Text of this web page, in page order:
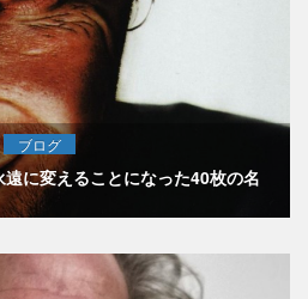
ブログ
に変えることになった40枚の名